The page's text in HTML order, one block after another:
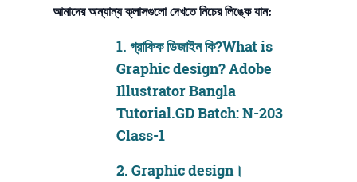
আমাদের অন্যান্য ক্লাসগুলো দেখতে নিচের লিঙ্কে যান:
1. গ্রাফিক ডিজাইন কি?What is
Graphic design? Adobe
Illustrator Bangla
Tutorial.GD Batch: N-203
Class-1
2. Graphic design।